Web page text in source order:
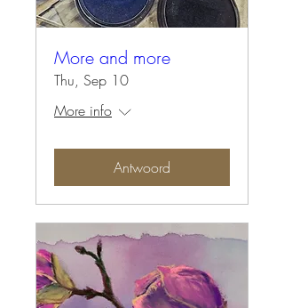
More and more
Thu, Sep 10
More info
Antwoord